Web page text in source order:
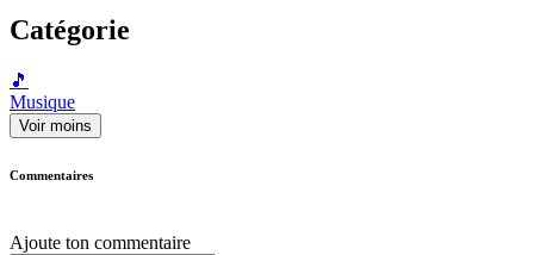
Catégorie
🎵
Musique
Voir moins
Commentaires
Ajoute ton commentaire